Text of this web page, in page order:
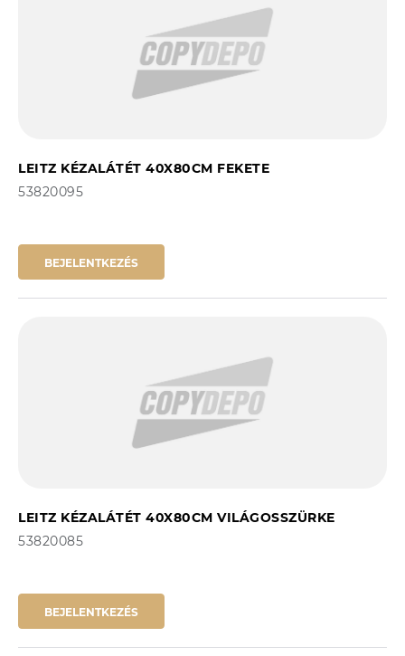
LEITZ KÉZALÁTÉT 40X80CM FEKETE
53820095
BEJELENTKEZÉS
LEITZ KÉZALÁTÉT 40X80CM VILÁGOSSZÜRKE
53820085
BEJELENTKEZÉS